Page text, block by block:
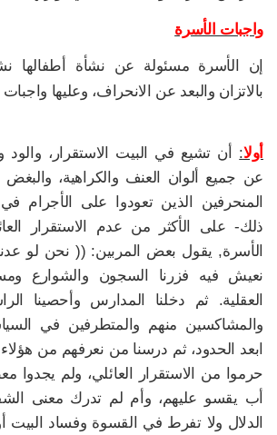
واجبات الأسرة
إن الأسرة مسئولة عن نشأة أطفالها
بالاتزان والبعد عن الانحراف، وعليها
أولا: أن تشيع في البيت الاستقرار، والود
عن جميع ألوان العنف والكراهية،
المنحرفين الذين تعودوا على الأجرام
ذلك- على الأكثر من عدم الاستقرار
الأسرة, يقول بعض المربين: (( نحن لو
نعيش فيه فزرنا السجون والشوارع
العقلية. ثم دخلنا المدارس وأحصينا
والمشاكسين منهم والمتطرفين في
ابعد الحدود، ثم درسنا من نعرفهم من هؤلاء
حرموا من الاستقرار العائلي، ولم يجدوا
أب يقسو عليهم، وأم لم تدرك معنى
الدلال ولا تفرط في القسوة وفساد البيت